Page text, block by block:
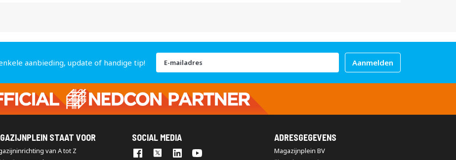
aanbieding, update of handige tip!
Abonneer
op
onze
nieuwsbrief
Aanmelden
STAAT VOOR
van A tot Z
SOCIAL MEDIA ADRESGEGEVENS
Magazijnplein BV